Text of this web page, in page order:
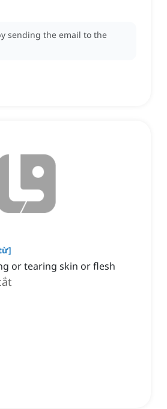
sending the email to the
]
or tearing skin or flesh
cắt